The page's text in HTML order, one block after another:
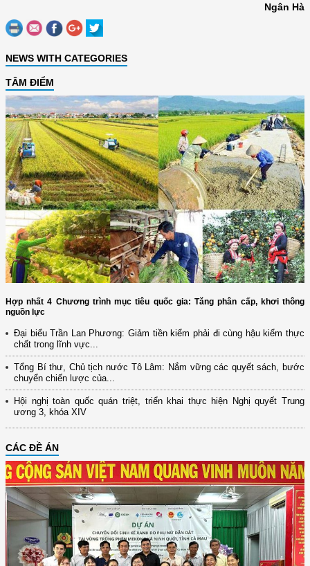
Ngân Hà
NEWS WITH CATEGORIES
TÂM ĐIỂM
Hợp nhất 4 Chương trình mục tiêu quốc gia: Tăng phân cấp, khơi thông
nguồn lực
Đại biểu Trần Lan Phương: Giảm tiền kiểm phải đi cùng hậu kiểm thực
chất trong lĩnh vực...
Tổng Bí thư, Chủ tịch nước Tô Lâm: Nắm vững các quyết sách, bước
chuyển chiến lược của...
Hội nghị toàn quốc quán triệt, triển khai thực hiện Nghị quyết Trung
ương 3, khóa XIV
CÁC ĐỀ ÁN